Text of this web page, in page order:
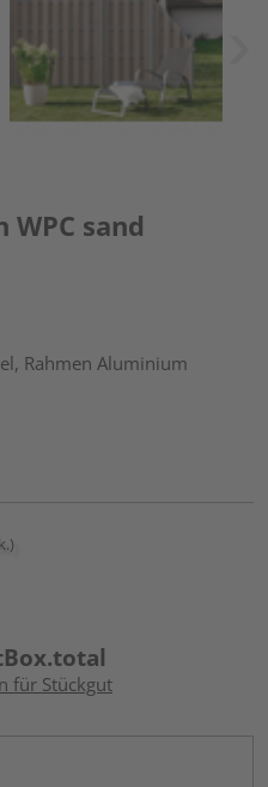
sand
Rahmen Aluminium
für Stückgut